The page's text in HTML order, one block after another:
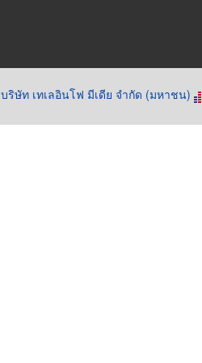
บริษัท เทเลอินโฟ มีเดีย จำกัด (มหาชน)